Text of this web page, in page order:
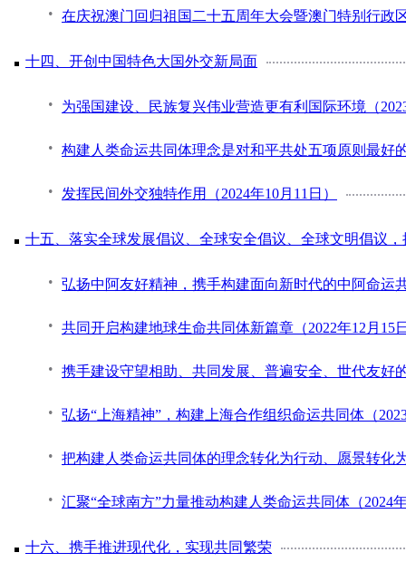
在庆祝澳门回归祖国二十五周年大会暨澳门特别行政
十四、开创中国特色大国外交新局面
为强国建设、民族复兴伟业营造更有利国际环境（
构建人类命运共同体理念是对和平共处五项原则最好
发挥民间外交独特作用（2024年10月11日）
十五、落实全球发展倡议、全球安全倡议、全球文明倡议
弘扬中阿友好精神，携手构建面向新时代的中阿命运
共同开启构建地球生命共同体新篇章（2022年12月15
携手建设守望相助、共同发展、普遍安全、世代友好
弘扬“上海精神”，构建上海合作组织命运共同体（
把构建人类命运共同体的理念转化为行动、愿景转化
汇聚“全球南方”力量推动构建人类命运共同体（2024
十六、携手推进现代化，实现共同繁荣